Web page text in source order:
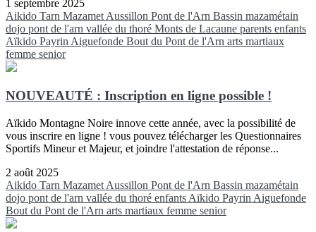
1 septembre 2025
Aikido Tarn Mazamet Aussillon Pont de l'Arn Bassin mazamétain
dojo pont de l'arn vallée du thoré Monts de Lacaune parents enfants
Aïkido Payrin Aiguefonde Bout du Pont de l'Arn arts martiaux
femme senior
NOUVEAUTÉ : Inscription en ligne possible !
Aïkido Montagne Noire innove cette année, avec la possibilité de
vous inscrire en ligne ! vous pouvez télécharger les Questionnaires
Sportifs Mineur et Majeur, et joindre l'attestation de réponse...
2 août 2025
Aikido Tarn Mazamet Aussillon Pont de l'Arn Bassin mazamétain
dojo pont de l'arn vallée du thoré enfants Aïkido Payrin Aiguefonde
Bout du Pont de l'Arn arts martiaux femme senior